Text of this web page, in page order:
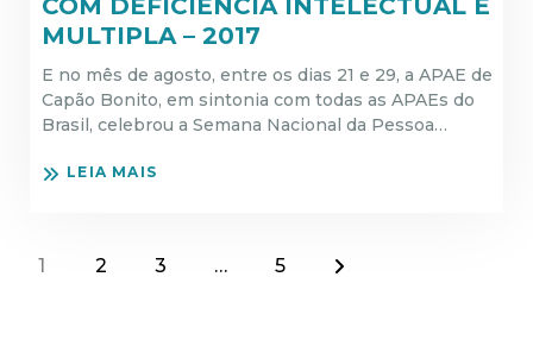
COM DEFICIENCIA INTELECTUAL E
MULTIPLA – 2017
E no mês de agosto, entre os dias 21 e 29, a APAE de
Capão Bonito, em sintonia com todas as APAEs do
Brasil, celebrou a Semana Nacional da Pessoa…
LEIA MAIS
1 2 3 … 5